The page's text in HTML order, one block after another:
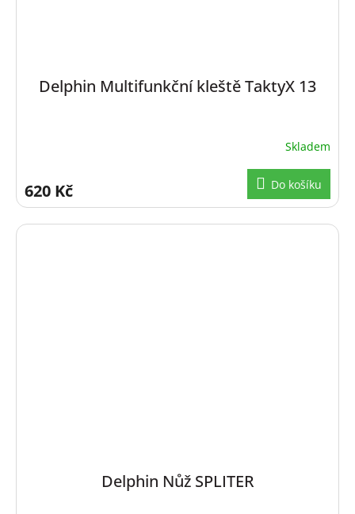
Delphin Multifunkční kleště TaktyX 13
Skladem
620 Kč Do košíku
Delphin Nůž SPLITER